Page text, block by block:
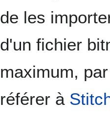
de les
d'un fichier
maximum,
référer à